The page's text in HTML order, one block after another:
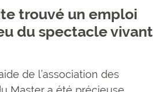
trouvé un emploi
du spectacle vivant
de l’association des